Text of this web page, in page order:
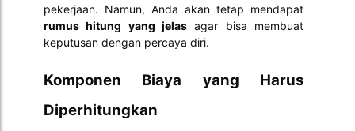
pekerjaan. Namun, Anda akan tetap mendapat
rumus hitung yang jelas agar bisa membuat
keputusan dengan percaya diri.
Komponen Biaya yang Harus
Diperhitungkan